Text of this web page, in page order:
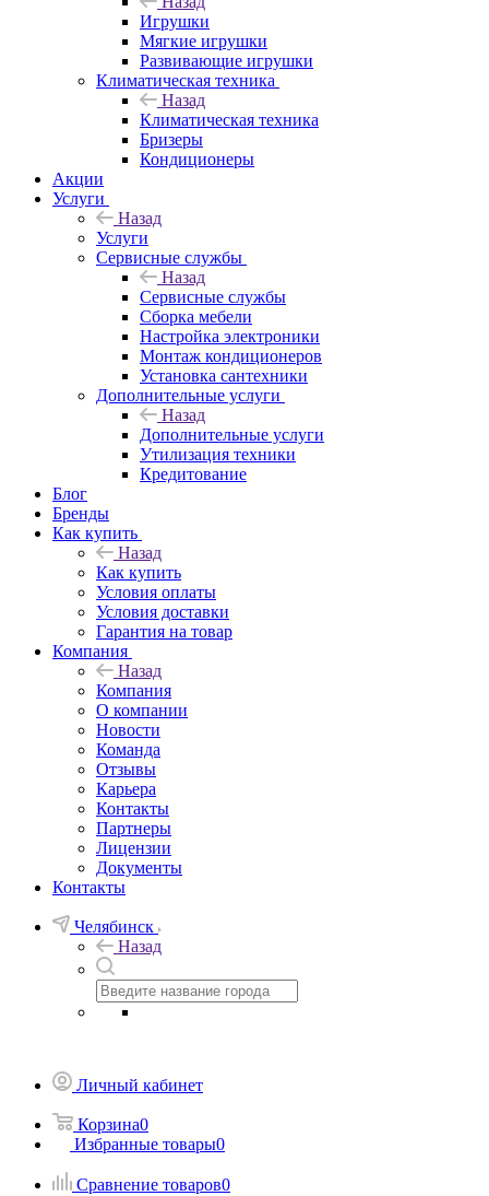
Игрушки
Мягкие игрушки
Развивающие игрушки
Климатическая техника
Назад
Климатическая техника
Бризеры
Кондиционеры
Акции
Услуги
Назад
Услуги
Сервисные службы
Назад
Сервисные службы
Сборка мебели
Настройка электроники
Монтаж кондиционеров
Установка сантехники
Дополнительные услуги
Назад
Дополнительные услуги
Утилизация техники
Кредитование
Блог
Бренды
Как купить
Назад
Как купить
Условия оплаты
Условия доставки
Гарантия на товар
Компания
Назад
Компания
О компании
Новости
Команда
Отзывы
Карьера
Контакты
Партнеры
Лицензии
Документы
Контакты
Челябинск
Назад
Личный кабинет
Корзина0
Избранные товары0
Сравнение товаров0